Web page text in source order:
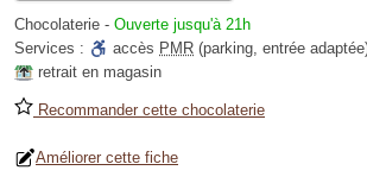
Chocolaterie - Ouverte jusqu'à 21h
Services :
accès PMR (parking, entrée
retrait en magasin
Recommander cette chocolaterie
Améliorer cette fiche